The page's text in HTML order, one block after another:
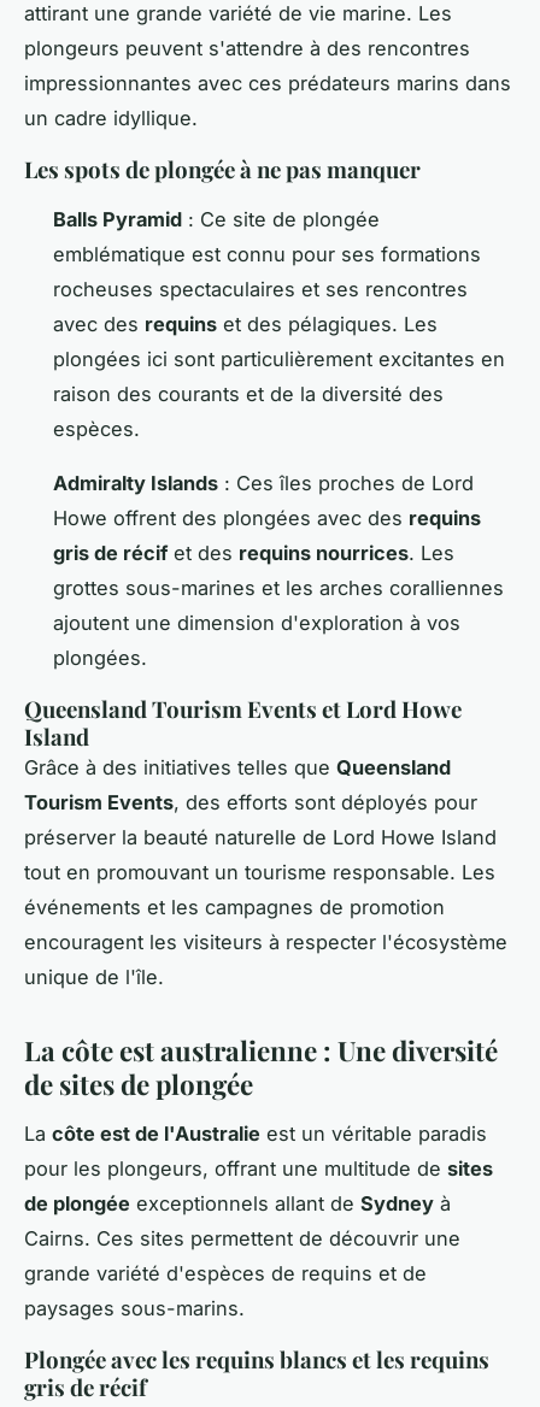
attirant une grande variété de vie marine. Les
plongeurs peuvent s'attendre à des rencontres
impressionnantes avec ces prédateurs marins dans
un cadre idyllique.
Les spots de plongée à ne pas manquer
Balls Pyramid : Ce site de plongée
emblématique est connu pour ses formations
rocheuses spectaculaires et ses rencontres
avec des requins et des pélagiques. Les
plongées ici sont particulièrement excitantes en
raison des courants et de la diversité des
espèces.
Admiralty Islands : Ces îles proches de Lord
Howe offrent des plongées avec des requins
gris de récifet des requins nourrices. Les
grottes sous-marines et les arches coralliennes
ajoutent une dimension d'exploration à vos
plongées.
Queensland Tourism Events et Lord Howe
Island
Grâce à des initiatives telles que Queensland
Tourism Events, des efforts sont déployés pour
préserver la beauté naturelle de Lord Howe Island
tout en promouvant un tourisme responsable. Les
événements et les campagnes de promotion
encouragent les visiteurs à respecter l'écosystème
unique de l'île.
La côte est australienne : Une diversité
de sites de plongée
La côte est de l'Australie est un véritable paradis
pour les plongeurs, offrant une multitude de sites
de plongée exceptionnels allant de Sydney à
Cairns. Ces sites permettent de découvrir une
grande variété d'espèces de requins et de
paysages sous-marins.
Plongée avec les requins blancs et les requins
gris de récif